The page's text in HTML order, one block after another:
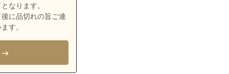
なります。
に品切れの旨ご連
す。